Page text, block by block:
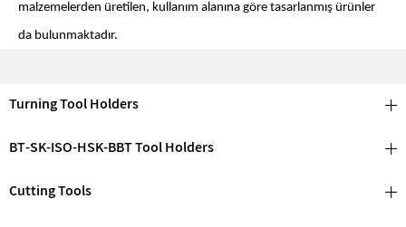
malzemelerden üretilen, kullanım alanına göre tasarlanmış ürünler
da bulunmaktadır.
Standart mekanik kumpaslarda, dış çap veya ebat ölçmek için,
ölçüsü alınacak nesne ön çeneler arasına, iç çap ölçmek için ise arka
ön alt çenede bulunan ana çizgi, ana gövde de alt kısım da bulunan
Turning Tool Holders
BT-SK-ISO-HSK-BBT Tool Holders
Cutting Tools